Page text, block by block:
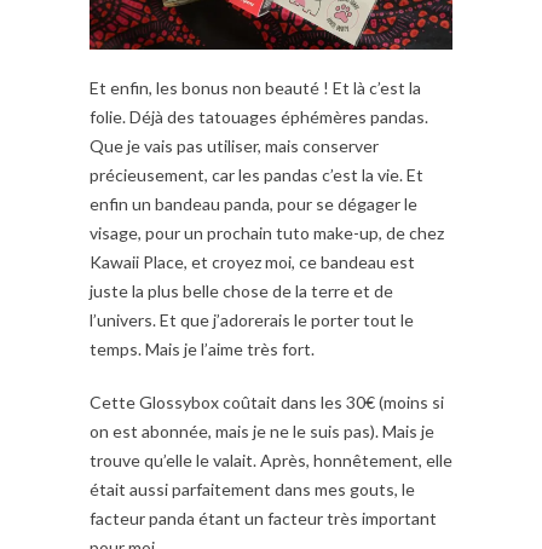
Et enfin, les bonus non beauté ! Et là c’est la
folie. Déjà des tatouages éphémères pandas.
Que je vais pas utiliser, mais conserver
précieusement, car les pandas c’est la vie. Et
enfin un bandeau panda, pour se dégager le
visage, pour un prochain tuto make-up, de chez
Kawaii Place, et croyez moi, ce bandeau est
juste la plus belle chose de la terre et de
l’univers. Et que j’adorerais le porter tout le
temps. Mais je l’aime très fort.
Cette Glossybox coûtait dans les 30€ (moins si
on est abonnée, mais je ne le suis pas). Mais je
trouve qu’elle le valait. Après, honnêtement, elle
était aussi parfaitement dans mes gouts, le
facteur panda étant un facteur très important